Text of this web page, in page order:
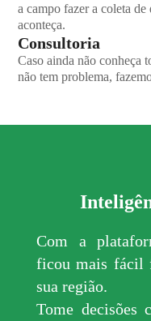
a campo fazer a coleta
aconteça.
Consultoria
Caso ainda não conheça
não tem problema,
Com a
ficou mais fácil
sua região.
Tome decisões